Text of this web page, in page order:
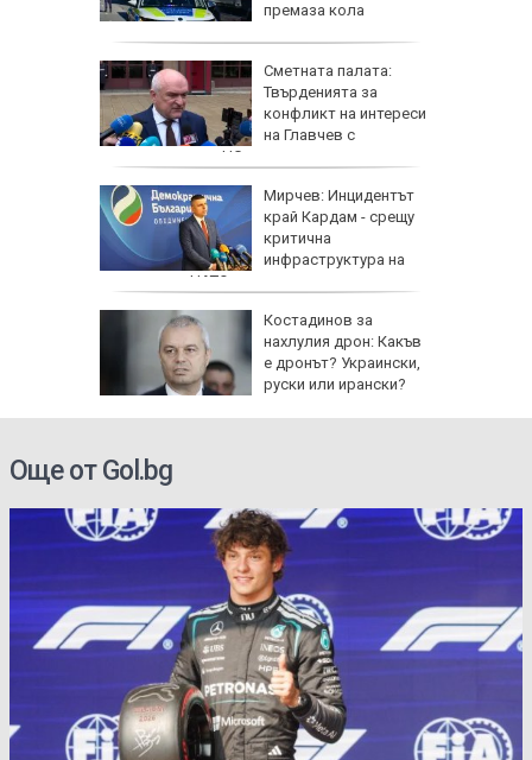
премаза кола
Сметната палата:
Твърденията за
конфликт на интереси
на Главчев с
възложените от НС одити са спекулативни
Мирчев: Инцидентът
край Кардам - срещу
критична
инфраструктура на
държава от НАТО
Костадинов за
нахлулия дрон: Какъв
е дронът? Украински,
руски или ирански?
Още от Gol.bg